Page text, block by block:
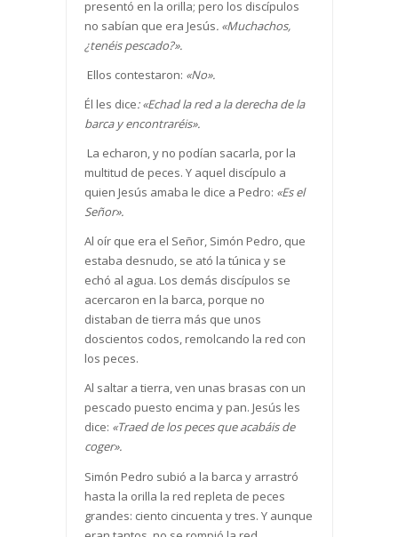
presentó en la orilla; pero los discípulos
no sabían que era Jesús. «Muchachos,
¿tenéis pescado?».
Ellos contestaron: «No».
Él les dice: «Echad la red a la derecha de la
barca y encontraréis».
La echaron, y no podían sacarla, por la
multitud de peces. Y aquel discípulo a
quien Jesús amaba le dice a Pedro: «Es el
Señor».
Al oír que era el Señor, Simón Pedro, que
estaba desnudo, se ató la túnica y se
echó al agua. Los demás discípulos se
acercaron en la barca, porque no
distaban de tierra más que unos
doscientos codos, remolcando la red con
los peces.
Al saltar a tierra, ven unas brasas con un
pescado puesto encima y pan. Jesús les
dice: «Traed de los peces que acabáis de
coger».
Simón Pedro subió a la barca y arrastró
hasta la orilla la red repleta de peces
grandes: ciento cincuenta y tres. Y aunque